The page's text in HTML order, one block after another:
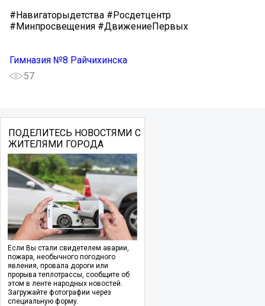
#Навигаторыдетства #Росдетцентр
#Минпросвещения #ДвижениеПервых
Гимназия №8 Райчихинска
57
ПОДЕЛИТЕСЬ НОВОСТЯМИ С
ЖИТЕЛЯМИ ГОРОДА
Если Вы стали свидетелем аварии,
пожара, необычного погодного
явления, провала дороги или
прорыва теплотрассы, сообщите об
этом в ленте народных новостей.
Загружайте фотографии через
специальную форму.